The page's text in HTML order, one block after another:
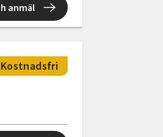
anmäl
Kostnadsfri